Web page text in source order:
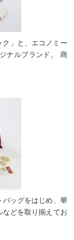
」と、エコノミー
ナルブランド。 商
バッグをはじめ、華
などを取り揃えてお